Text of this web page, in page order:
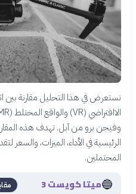
نستعرض في هذا التحليل مقارنة بين
وفيجن برو من آبل. تهدف هذه
الرئيسية في الأداء، الميزات،
المحتملين.
🔵ميتا كويست 3